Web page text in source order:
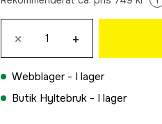
2500 FD
649 kr
3000 FD
695 kr
4000 FD
749 kr
× +
Webblager - I lager
Butik Hyltebruk - I lager